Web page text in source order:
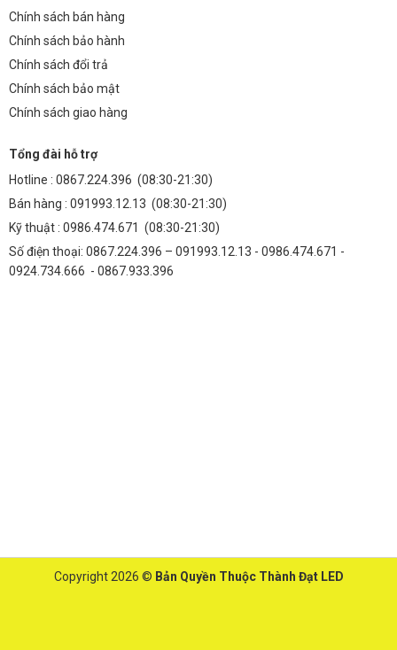
Chính sách bán hàng
Chính sách bảo hành
Chính sách đổi trả
Chính sách bảo mật
Chính sách giao hàng
Tổng đài hỗ trợ
Hotline : 0867.224.396 (08:30-21:30)
Bán hàng : 091993.12.13 (08:30-21:30)
Kỹ thuật : 0986.474.671 (08:30-21:30)
Số điện thoại: 0867.224.396 – 091993.12.13 - 0986.474.671 -
0924.734.666 - 0867.933.396
Copyright 2026 © Bản Quyền Thuộc Thành Đạt LED